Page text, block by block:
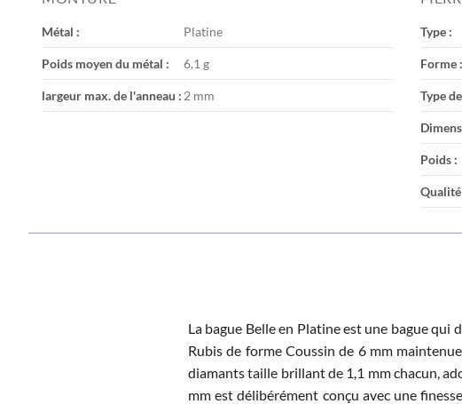
images
Métal : Platine
Poids moyen du métal : 6,1 g
largeur max. de l'anneau : 2 mm
Type :
Forme :
Type
Poids :
Qualité
La bague Belle en Platine est une bague
Rubis de forme Coussin de 6 mm
diamants taille brillant de 1,1 mm chacun,
mm est délibérément conçu avec une